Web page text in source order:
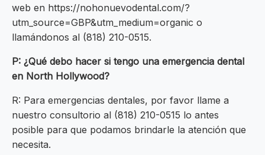
web en https://nohonuevodental.com/?
utm_source=GBP&utm_medium=organic o
llamándonos al (818) 210-0515.
P: ¿Qué debo hacer si tengo una emergencia dental
en North Hollywood?
R: Para emergencias dentales, por favor llame a
nuestro consultorio al (818) 210-0515 lo antes
posible para que podamos brindarle la atención que
necesita.